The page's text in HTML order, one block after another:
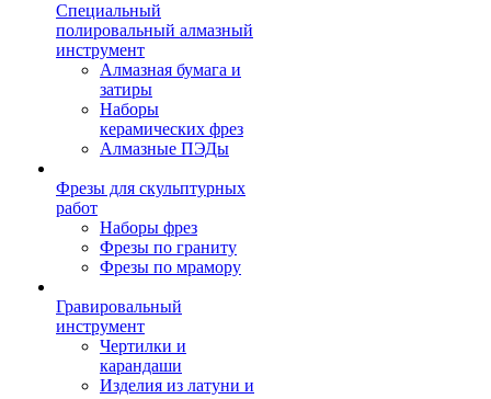
Специальный
полировальный алмазный
инструмент
Алмазная бумага и
затиры
Наборы
керамических фрез
Алмазные ПЭДы
Фрезы для скульптурных
работ
Наборы фрез
Фрезы по граниту
Фрезы по мрамору
Гравировальный
инструмент
Чертилки и
карандаши
Изделия из латуни и